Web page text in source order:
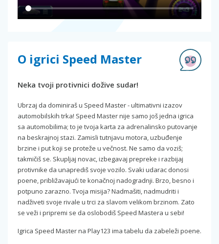
O igrici Speed Master
Neka tvoji protivnici dožive sudar!
Ubrzaj da dominiraš u Speed Master - ultimativni izazov
automobilskih trka! Speed Master nije samo još jedna igrica
sa automobilima; to je tvoja karta za adrenalinsko putovanje
na beskrajnoj stazi. Zamisli tutnjavu motora, uzbuđenje
brzine i put koji se proteže u večnost. Ne samo da voziš;
takmičiš se. Skupljaj novac, izbegavaj prepreke i razbijaj
protivnike da unaprediš svoje vozilo. Svaki udarac donosi
poene, približavajući te konačnoj nadogradnji. Brzo, besno i
potpuno zarazno. Tvoja misija? Nadmašiti, nadmudriti i
nadživeti svoje rivale u trci za slavom velikom brzinom. Zato
se veži i pripremi se da oslobodiš Speed Mastera u sebi!
Igrica Speed Master na Play123 ima tabelu da zabeleži poene.